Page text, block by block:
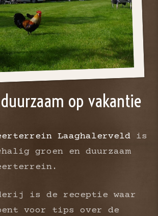
op vakantie
Laaghalerveld is
groen en duurzaam
is de receptie waar
voor tips over de